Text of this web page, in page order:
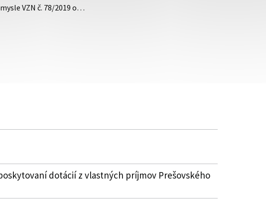
VZN č. 78/2019 o…
dotácií z vlastných príjmov Prešovského